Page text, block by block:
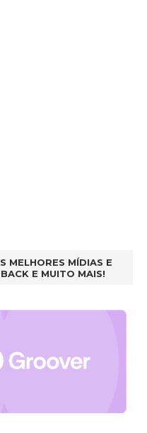
MELHORES MÍDIAS E
E MUITO MAIS!